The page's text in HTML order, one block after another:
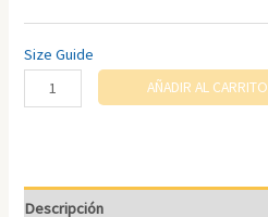
Size Guide
Sudadera
unisex
AÑADIR AL CARRITO
Descripción